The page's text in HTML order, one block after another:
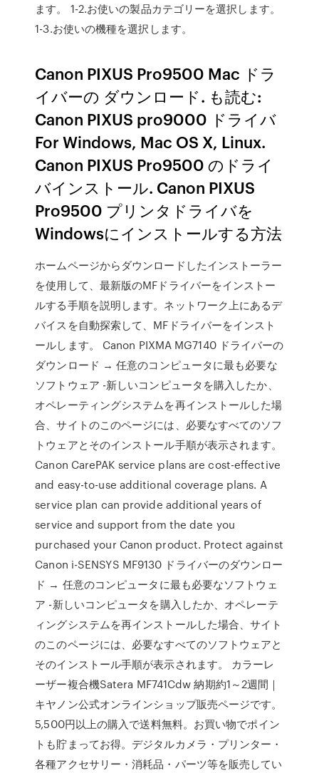
ます。 1-2.お使いの製品カテゴリーを選択します。
1-3.お使いの機種を選択します。
Canon PIXUS Pro9500 Mac ドラ
イバーの ダウンロード. も読む:
Canon PIXUS pro9000 ドライバ
For Windows, Mac OS X, Linux.
Canon PIXUS Pro9500 のドライ
バインストール. Canon PIXUS
Pro9500 プリンタドライバを
Windowsにインストールする方法
ホームページからダウンロードしたインストーラー
を使用して、最新版のMFドライバーをインストー
ルする手順を説明します。ネットワーク上にあるデ
バイスを自動探索して、MFドライバーをインスト
ールします。 Canon PIXMA MG7140 ドライバーの
ダウンロード → 任意のコンピュータに最も必要な
ソフトウェア -新しいコンピュータを購入したか、
オペレーティングシステムを再インストールした場
合、サイトのこのページには、必要なすべてのソフ
トウェアとそのインストール手順が表示されます。
Canon CarePAK service plans are cost-effective
and easy-to-use additional coverage plans. A
service plan can provide additional years of
service and support from the date you
purchased your Canon product. Protect against
Canon i-SENSYS MF9130 ドライバーのダウンロー
ド → 任意のコンピュータに最も必要なソフトウェ
ア -新しいコンピュータを購入したか、オペレーテ
ィングシステムを再インストールした場合、サイト
のこのページには、必要なすべてのソフトウェアと
そのインストール手順が表示されます。 カラーレ
ーザー複合機Satera MF741Cdw 納期約1～2週間｜
キヤノン公式オンラインショップ販売ページです。
5,500円以上の購入で送料無料。お買い物でポイン
トも貯まってお得。デジタルカメラ・プリンター・
各種アクセサリー・消耗品・パーツ等を販売してい